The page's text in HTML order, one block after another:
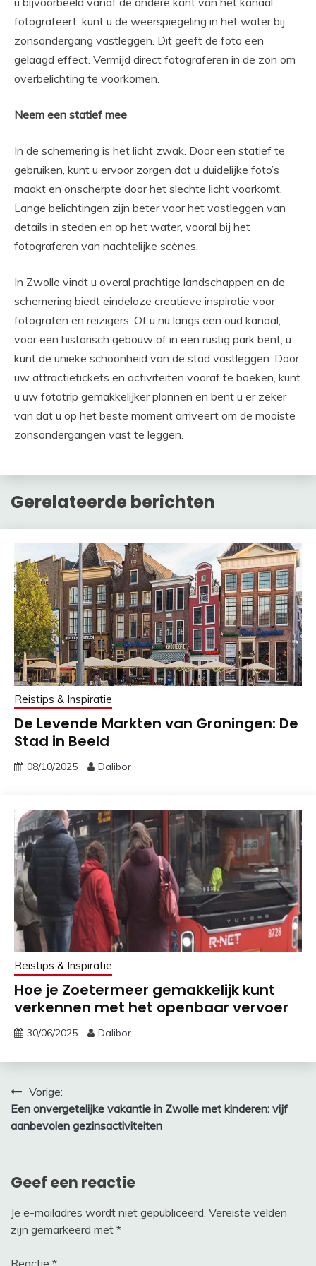
fotografeert, kunt u de weerspiegeling in het water bij
zonsondergang vastleggen. Dit geeft de foto een
gelaagd effect. Vermijd direct fotograferen in de zon om
overbelichting te voorkomen.
Neem een statief mee
In de schemering is het licht zwak. Door een statief te
gebruiken, kunt u ervoor zorgen dat u duidelijke foto’s
maakt en onscherpte door het slechte licht voorkomt.
Lange belichtingen zijn beter voor het vastleggen van
details in steden en op het water, vooral bij het
fotograferen van nachtelijke scènes.
In Zwolle vindt u overal prachtige landschappen en de
schemering biedt eindeloze creatieve inspiratie voor
fotografen en reizigers. Of u nu langs een oud kanaal,
voor een historisch gebouw of in een rustig park bent, u
kunt de unieke schoonheid van de stad vastleggen. Door
uw attractietickets en activiteiten vooraf te boeken, kunt
u uw fototrip gemakkelijker plannen en bent u er zeker
van dat u op het beste moment arriveert om de mooiste
zonsondergangen vast te leggen.
Gerelateerde berichten
Reistips & Inspiratie
De Levende Markten van Groningen: De
Stad in Beeld
08/10/2025 Dalibor
Reistips & Inspiratie
Hoe je Zoetermeer gemakkelijk kunt
verkennen met het openbaar vervoer
30/06/2025 Dalibor
Bericht
navigatie
Vorige:
Een onvergetelijke vakantie in Zwolle met kinderen: vijf
aanbevolen gezinsactiviteiten
Geef een reactie
Je e-mailadres wordt niet gepubliceerd. Vereiste velden
zijn gemarkeerd met *
Reactie *